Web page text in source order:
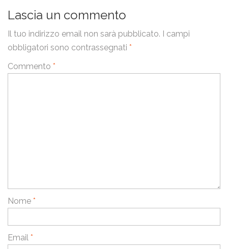
Lascia un commento
Il tuo indirizzo email non sarà pubblicato. I campi
obbligatori sono contrassegnati *
Commento *
Nome *
Email *
Ho letto la Privacy Policye acconsento al trattamento dei